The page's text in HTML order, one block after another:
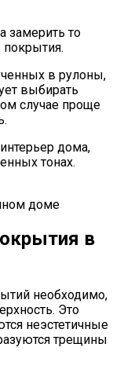
замерить то
в рулоны,
выбирать
случае проще
дома,
тонах.
доме
в
необходимо,
Это
неэстетичные
трещины